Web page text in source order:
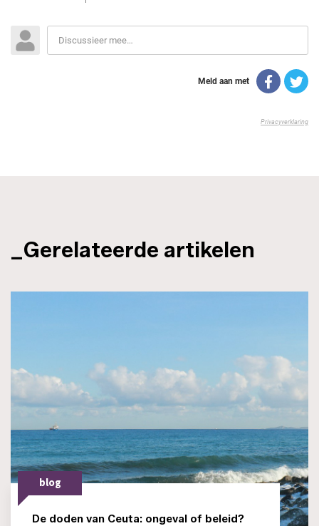
_Gerelateerde artikelen
blog
De doden van Ceuta: ongeval of beleid?